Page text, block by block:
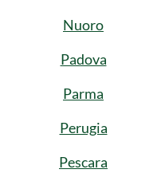
Nuoro
Padova
Parma
Perugia
Pescara